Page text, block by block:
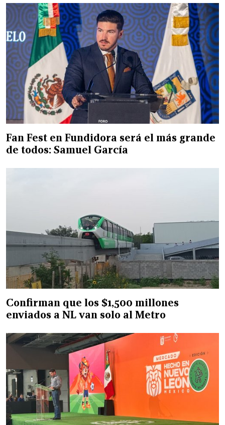
Fan Fest en Fundidora será el más grande
de todos: Samuel García
Confirman que los $1,500 millones
enviados a NL van solo al Metro